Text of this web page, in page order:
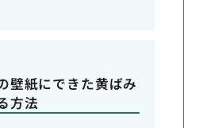
壁紙にできた黄ばみ
方法